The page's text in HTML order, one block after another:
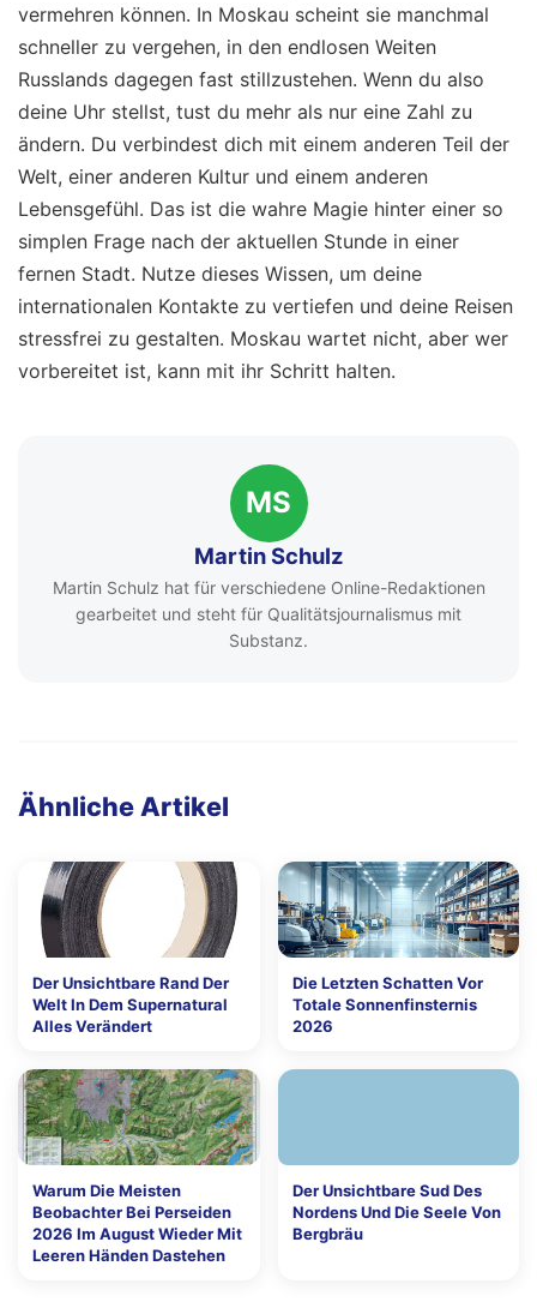
vermehren können. In Moskau scheint sie manchmal
schneller zu vergehen, in den endlosen Weiten
Russlands dagegen fast stillzustehen. Wenn du also
deine Uhr stellst, tust du mehr als nur eine Zahl zu
ändern. Du verbindest dich mit einem anderen Teil der
Welt, einer anderen Kultur und einem anderen
Lebensgefühl. Das ist die wahre Magie hinter einer so
simplen Frage nach der aktuellen Stunde in einer
fernen Stadt. Nutze dieses Wissen, um deine
internationalen Kontakte zu vertiefen und deine Reisen
stressfrei zu gestalten. Moskau wartet nicht, aber wer
vorbereitet ist, kann mit ihr Schritt halten.
MS
Martin Schulz
Martin Schulz hat für verschiedene Online-Redaktionen
gearbeitet und steht für Qualitätsjournalismus mit
Substanz.
Ähnliche Artikel
Der Unsichtbare Rand Der
Welt In Dem Supernatural
Alles Verändert
Die Letzten Schatten Vor
Totale Sonnenfinsternis
2026
Warum Die Meisten
Beobachter Bei Perseiden
2026 Im August Wieder Mit
Leeren Händen Dastehen
Der Unsichtbare Sud Des
Nordens Und Die Seele Von
Bergbräu